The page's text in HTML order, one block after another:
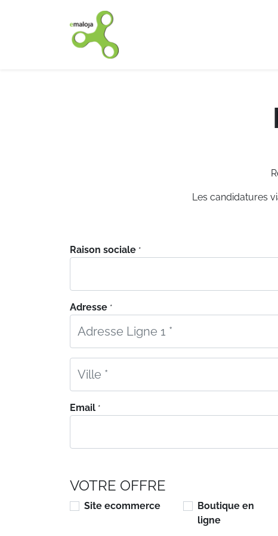
Les candidatures
Raison sociale *
Adresse *
Email *
VOTRE OFFRE
Site ecommerce
Boutique en
ligne